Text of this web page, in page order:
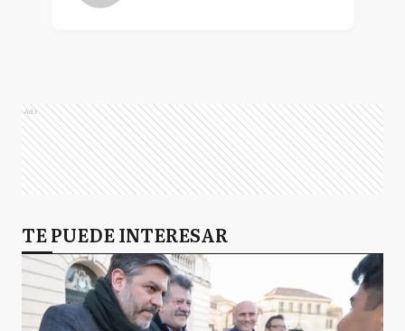
Ads
TE PUEDE INTERESAR